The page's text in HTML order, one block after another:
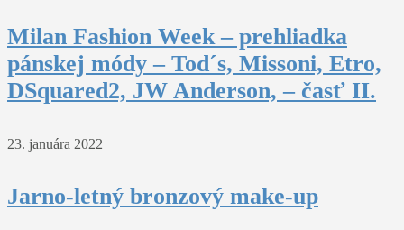
Milan Fashion Week – prehliadka
pánskej módy – Tod´s, Missoni, Etro,
DSquared2, JW Anderson, – časť II.
23. januára 2022
Jarno-letný bronzový make-up